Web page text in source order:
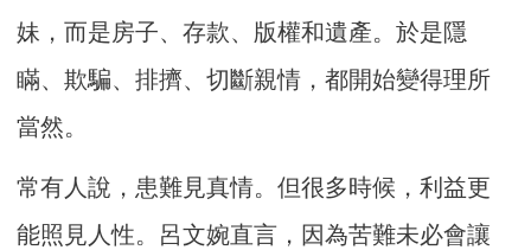
妹，而是房子、存款、版權和遺產。於是隱
瞞、欺騙、排擠、切斷親情，都開始變得理所
當然。
常有人說，患難見真情。但很多時候，利益更
能照見人性。呂文婉直言，因為苦難未必會讓